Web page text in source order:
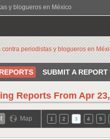
y blogueros en México
REPORTS SUBMIT A REPORT
Reports From Apr
Map 1 2 3 4 5